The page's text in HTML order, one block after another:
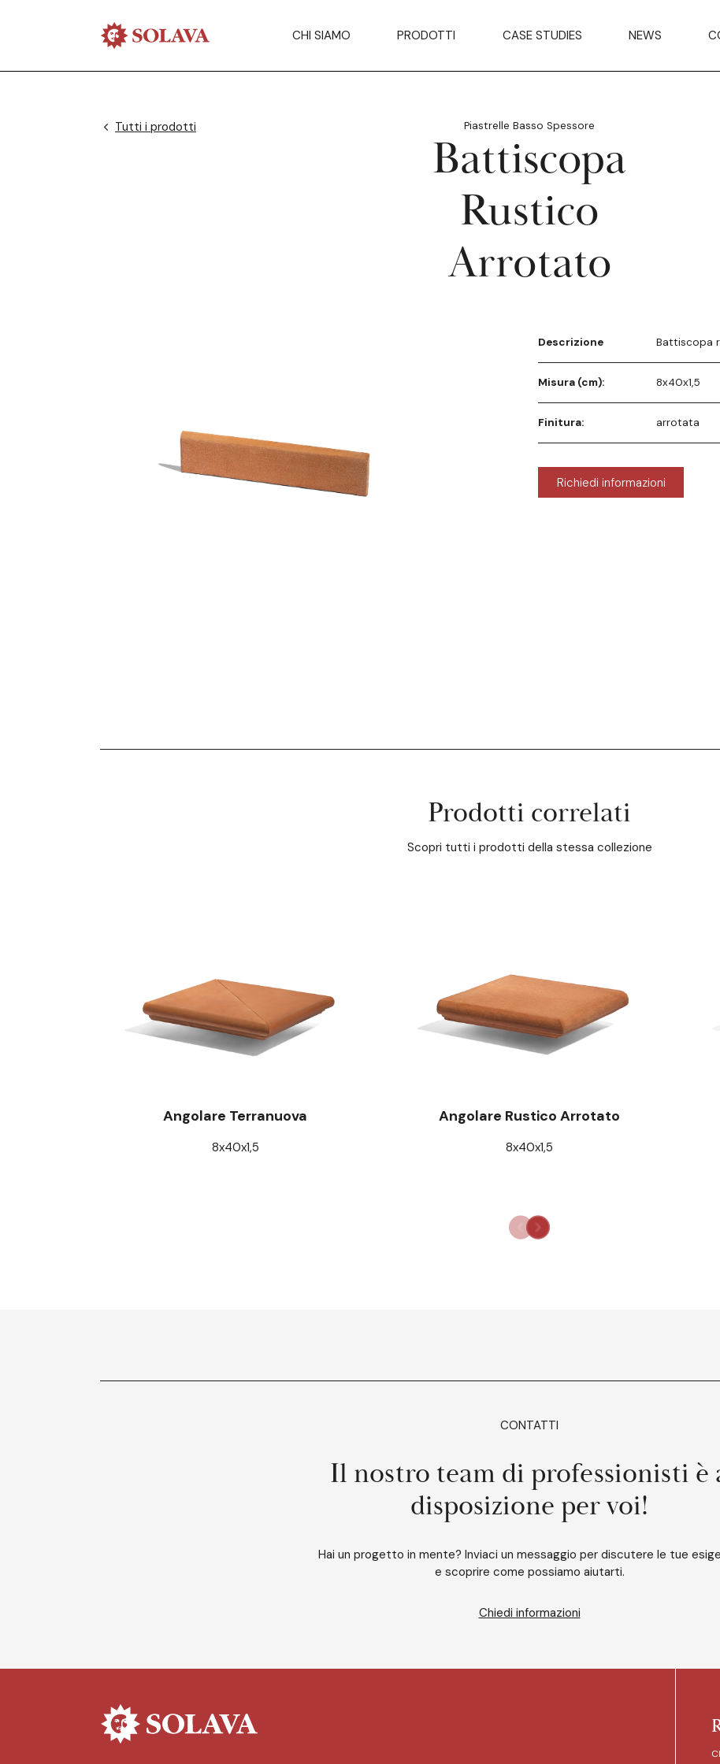
CHI SIAMO PRODOTTI CASE STUDIES NEWS
Tutti i prodotti Piastrelle Basso Spessore
Battiscopa
Rustico
Arrotato
Descrizione Battiscopa
Misura (cm): 8x40x1,5
Finitura: arrotata
Richiedi informazioni
Prodotti correlati
Scopri tutti i prodotti della stessa collezione
Angolare Terranuova
8x40x1,5
Angolare Rustico Arrotato
8x40x1,5
CONTATTI
Il nostro team di professionisti è
disposizione per voi!
Hai un progetto in mente? Inviaci un messaggio per discutere le tue
e scoprire come possiamo aiutarti.
Chiedi informazioni